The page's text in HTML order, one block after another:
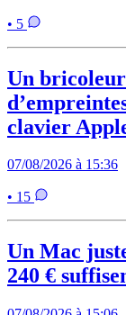
• 5
Un
clavier
07/08/2026 à 15:36
• 15
Un Mac
240 €